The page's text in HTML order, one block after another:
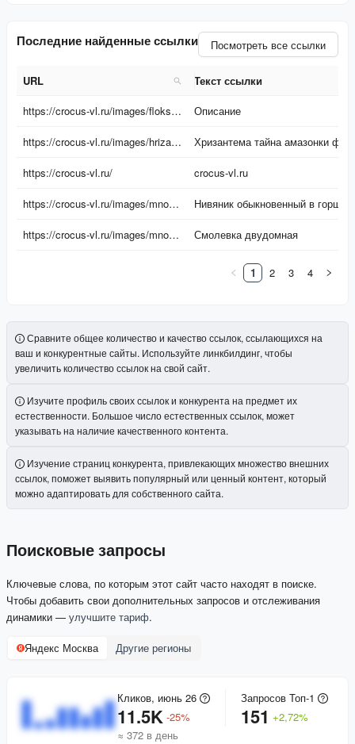
Последние найденные ссылки Посмотреть все ссылки
URL
Текст ссылки
URL
Текст ссылки
https://crocus-vl.ru/images/floksy/sweet_summer_fantasy.jpg Описание
https://crocus-vl.ru/images/hrizantemy/regina_2.jpg
https://crocus-vl.ru/ crocus-vl.ru
https://crocus-vl.ru/images/mnogoletniki/nivyaniki/variegata.jpg?v=2 Нивяник обыкновенный в горшке
https://crocus-vl.ru/images/mnogoletniki/smolevki/valley_high_3.jpg Смолевка двудомная
1 2 3 4
Сравните общее количество и качество ссылок, ссылающихся на
ваш и конкурентные сайты. Используйте линкбилдинг, чтобы
увеличить количество ссылок на свой сайт.
Изучите профиль своих ссылок и конкурента на предмет их
естественности. Большое число естественных ссылок, может
указывать на наличие качественного контента.
Изучение страниц конкурента, привлекающих множество внешних
ссылок, поможет выявить популярный или ценный контент, который
можно адаптировать для собственного сайта.
Поисковые запросы
Ключевые слова, по которым этот сайт часто находят в поиске.
Чтобы добавить свои дополнительных запросов и отслеживания
динамики — улучшите тариф.
Яндекс Москва Другие регионы
Кликов, июнь 26
11.5K -25%
≈ 372 в день
Запросов Топ-1
151 +2,72%